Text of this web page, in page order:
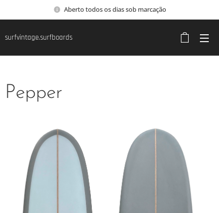
Aberto todos os dias sob marcação
surfvintage.surfboards
Pepper